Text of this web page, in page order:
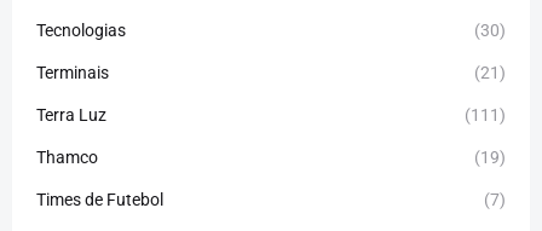
Tecnologias (30)
Terminais (21)
Terra Luz (111)
Thamco (19)
Times de Futebol (7)